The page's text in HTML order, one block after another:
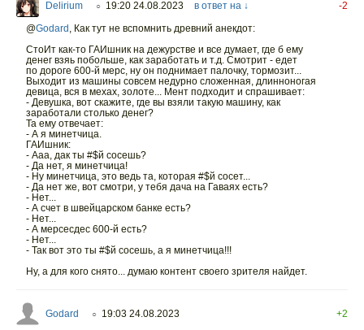
Delirium ○ 19:20 24.08.2023 в ответ на ↓
-2
@Godard , Как тут не вспомнить древний анекдот:
СтоИт как-то ГАИшник на дежурстве и все думает, где б ему
денег взяь побольше, как заработать и т.д. Смотрит - едет
по дороге 600-й мерс, ну он поднимает палочку, тормозит...
Выходит из машины совсем недурно сложенная, длинноногая
девица, вся в мехах, золоте... Мент подходит и спрашивает:
- Девушка, вот скажите, где вы взяли такую машину, как
заработали столько денег?
Та ему отвечает:
- А я минетчица.
ГАИшник:
- Ааа, дак ты #$й сосешь?
- Да нет, я минетчица!
- Hу минетчица, это ведь та, которая #$й сосет...
- Да нет же, вот смотри, у тебя дача на Гаваях есть?
- Нет...
- А счет в швейцарском банке есть?
- Нет...
- А мерсесдес 600-й есть?
- Нет...
- Так вот это ты #$й сосешь, а я минетчица!!!
Ну, а для кого снято... думаю контент своего зрителя найдет.
Godard ○ 19:03 24.08.2023
+2